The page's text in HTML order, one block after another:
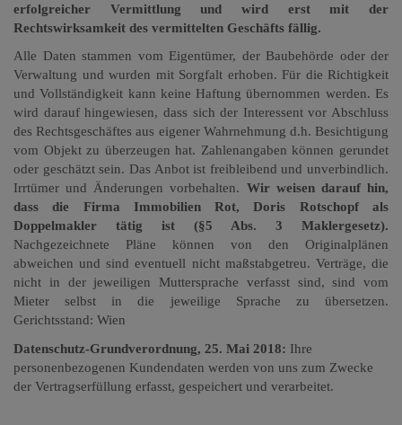
erfolgreicher Vermittlung und wird erst mit der
Rechtswirksamkeit des vermittelten Geschäfts fällig.
Alle Daten stammen vom Eigentümer, der Baubehörde oder der
Verwaltung und wurden mit Sorgfalt erhoben. Für die Richtigkeit
und Vollständigkeit kann keine Haftung übernommen werden. Es
wird darauf hingewiesen, dass sich der Interessent vor Abschluss
des Rechtsgeschäftes aus eigener Wahrnehmung d.h. Besichtigung
vom Objekt zu überzeugen hat. Zahlenangaben können gerundet
oder geschätzt sein. Das Anbot ist freibleibend und unverbindlich.
Irrtümer und Änderungen vorbehalten. Wir weisen darauf hin,
dass die Firma Immobilien Rot, Doris Rotschopf als
Doppelmakler tätig ist (§5 Abs. 3 Maklergesetz).
Nachgezeichnete Pläne können von den Originalplänen
abweichen und sind eventuell nicht maßstabgetreu. Verträge, die
nicht in der jeweiligen Muttersprache verfasst sind, sind vom
Mieter selbst in die jeweilige Sprache zu übersetzen.
Gerichtsstand: Wien
Datenschutz-Grundverordnung, 25. Mai 2018: Ihre
personenbezogenen Kundendaten werden von uns zum Zwecke
der Vertragserfüllung erfasst, gespeichert und verarbeitet.